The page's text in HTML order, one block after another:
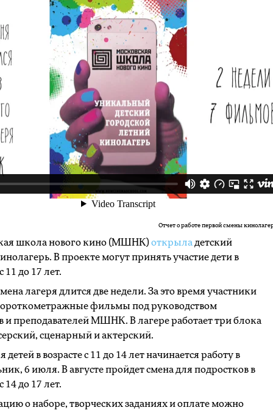
Отчет о работе первой смены
школа нового кино (МШНК) открыла детский
В проекте могут принять участие дети в
11 до 17 лет.
лагеря длится две недели. За это время участники
фильмы под руководством
и преподавателей МШНК. В лагере работает три блока
сценарный и актерский.
детей в возрасте с 11 до 14 лет начинается работу в
6 июля. В августе пройдет смена для подростков в
14 до 17 лет.
о наборе, творческих заданиях и оплате можно